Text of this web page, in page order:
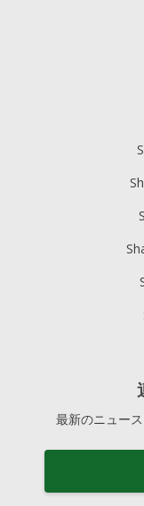
最新のニュー